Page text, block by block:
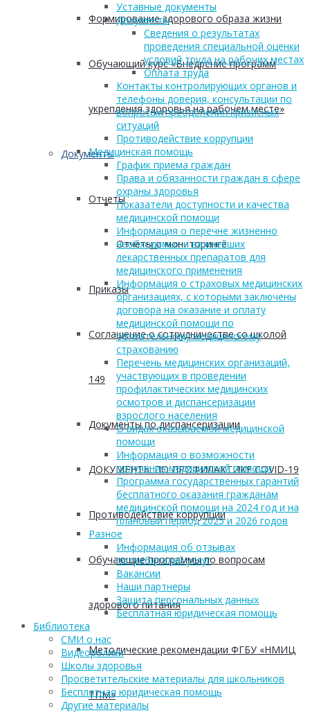
Формирование здорового образа жизни
Обучающий курс «Внедрение программ
укрепления здоровья на рабочем месте»
Документы
Отчеты
Отчеты о мониторинге
Приказы
Соглашение о сотрудничестве со школой
149
Документы по диспансеризации
ДОКУМЕНТЫ ПО ПРОФИЛАКТИКЕ COVID-19
Противодействие коррупции
Обучающие программы по вопросам
здорового питания
Методические рекомендации ФГБУ «НМИЦ
ТПМ»
Уставные документы
Документы
Сведения о результатах
проведения специальной оценки
условий труда на рабочих местах
Оплата труда
Контакты контролирующих органов и
телефоны доверия, консультации по
вопросам преодоления кризисных
ситуаций
Противодействие коррупции
Медицинская помощь
График приема граждан
Права и обязанности граждан в сфере
охраны здоровья
Показатели доступности и качества
медицинской помощи
Информация о перечне жизненно
необходимых и важнейших
лекарственных препаратов для
медицинского применения
Информация о страховых медицинских
организациях, с которыми заключены
договора на оказание и оплату
медицинской помощи по
обязательному медицинскому
страхованию
Перечень медицинских организаций,
участвующих в проведении
профилактических медицинских
осмотров и диспансеризации
взрослого населения
О видах оказываемой медицинской
помощи
Информация о возможности
получения медицинской помощи
Программа государственных гарантий
бесплатного оказания гражданам
медицинской помощи на 2024 год и на
плановый период 2025 и 2026 годов
Разное
Информация об отзывах
потребителей услуг
Вакансии
Наши партнеры
Защита персональных данных
Бесплатная юридическая помощь
Библиотека
СМИ о нас
Видеоролики
Школы здоровья
Просветительские материалы для школьников
Бесплатная юридическая помощь
Другие материалы